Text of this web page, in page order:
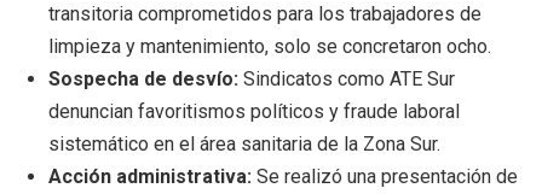
transitoria comprometidos para los trabajadores de
limpieza y mantenimiento, solo se concretaron ocho.
Sospecha de desvío: Sindicatos como ATE Sur
denuncian favoritismos políticos y fraude laboral
sistemático en el área sanitaria de la Zona Sur.
Acción administrativa: Se realizó una presentación de